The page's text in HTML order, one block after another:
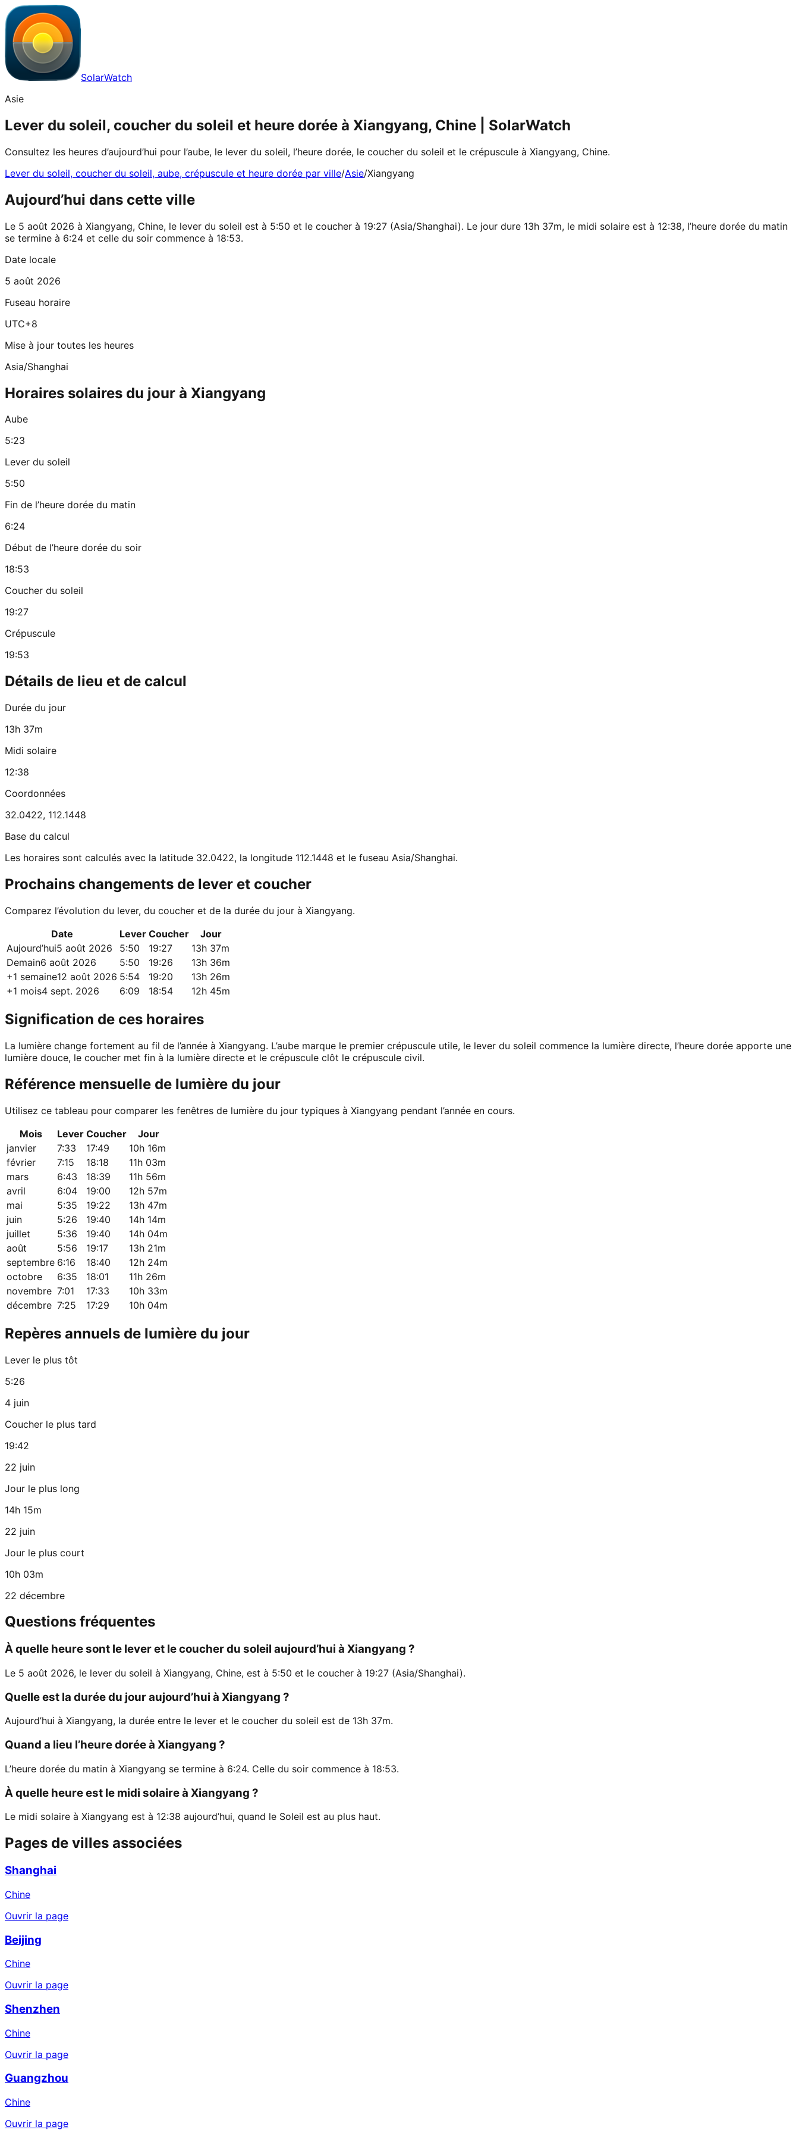
SolarWatch
Asie
Lever du soleil, coucher du soleil et heure dorée à Xiangyang, Chine | SolarWatch
Consultez les heures d’aujourd’hui pour l’aube, le lever du soleil, l’heure dorée, le coucher du soleil et le crépuscule à Xiangyang, Chine.
Lever du soleil, coucher du soleil, aube, crépuscule et heure dorée par ville/Asie/Xiangyang
Aujourd’hui dans cette ville
Le 5 août 2026 à Xiangyang, Chine, le lever du soleil est à 5:50 et le coucher à 19:27 (Asia/Shanghai). Le jour dure 13h 37m, le midi solaire est à 12:38, l’heure dorée du matin
se termine à 6:24 et celle du soir commence à 18:53.
Date locale
5 août 2026
Fuseau horaire
UTC+8
Mise à jour toutes les heures
Asia/Shanghai
Horaires solaires du jour à Xiangyang
Aube
5:23
Lever du soleil
5:50
Fin de l’heure dorée du matin
6:24
Début de l’heure dorée du soir
18:53
Coucher du soleil
19:27
Crépuscule
19:53
Détails de lieu et de calcul
Durée du jour
13h 37m
Midi solaire
12:38
Coordonnées
32.0422, 112.1448
Base du calcul
Les horaires sont calculés avec la latitude 32.0422, la longitude 112.1448 et le fuseau Asia/Shanghai.
Prochains changements de lever et coucher
Comparez l’évolution du lever, du coucher et de la durée du jour à Xiangyang.
Date
Lever Coucher
Jour
Aujourd’hui5 août 2026 5:50 19:27
13h 37m
Demain6 août 2026 5:50 19:26
13h 36m
+1 semaine12 août 2026 5:54 19:20
13h 26m
+1 mois4 sept. 2026 6:09 18:54 12h 45m
Signification de ces horaires
La lumière change fortement au fil de l’année à Xiangyang. L’aube marque le premier crépuscule utile, le lever du soleil commence la lumière directe, l’heure dorée apporte une
lumière douce, le coucher met fin à la lumière directe et le crépuscule clôt le crépuscule civil.
Référence mensuelle de lumière du jour
Utilisez ce tableau pour comparer les fenêtres de lumière du jour typiques à Xiangyang pendant l’année en cours.
Mois
Lever Coucher
Jour
janvier
7:33 17:49
10h 16m
février
7:15 18:18
11h 03m
mars
6:43 18:39
11h 56m
avril
6:04 19:00
12h 57m
mai
5:35 19:22
13h 47m
juin
5:26 19:40
14h 14m
juillet
5:36 19:40
14h 04m
août
5:56 19:17
13h 21m
septembre 6:16 18:40
12h 24m
octobre
6:35 18:01
11h 26m
novembre 7:01 17:33
10h 33m
décembre 7:25 17:29 10h 04m
Repères annuels de lumière du jour
Lever le plus tôt
5:26
4 juin
Coucher le plus tard
19:42
22 juin
Jour le plus long
14h 15m
22 juin
Jour le plus court
10h 03m
22 décembre
Questions fréquentes
À quelle heure sont le lever et le coucher du soleil aujourd’hui à Xiangyang ?
Le 5 août 2026, le lever du soleil à Xiangyang, Chine, est à 5:50 et le coucher à 19:27 (Asia/Shanghai).
Quelle est la durée du jour aujourd’hui à Xiangyang ?
Aujourd’hui à Xiangyang, la durée entre le lever et le coucher du soleil est de 13h 37m.
Quand a lieu l’heure dorée à Xiangyang ?
L’heure dorée du matin à Xiangyang se termine à 6:24. Celle du soir commence à 18:53.
À quelle heure est le midi solaire à Xiangyang ?
Le midi solaire à Xiangyang est à 12:38 aujourd’hui, quand le Soleil est au plus haut.
Pages de villes associées
Shanghai
Chine
Ouvrir la page
Beijing
Chine
Ouvrir la page
Shenzhen
Chine
Ouvrir la page
Guangzhou
Chine
Ouvrir la page